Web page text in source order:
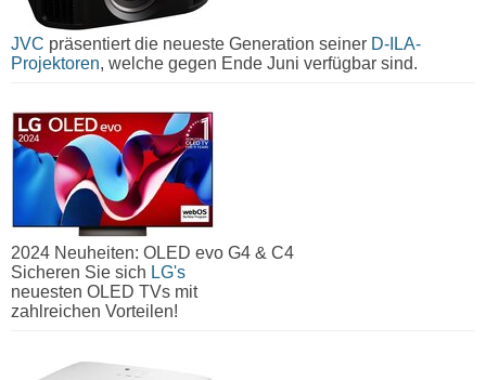
JVC präsentiert die neueste Generation seiner D-ILA-
Projektoren, welche gegen Ende Juni verfügbar sind.
2024 Neuheiten: OLED evo G4 & C4
Sicheren Sie sich LG's
neuesten OLED TVs mit
zahlreichen Vorteilen!